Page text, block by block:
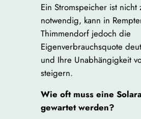
Ein Stromspeicher ist nicht
notwendig, kann in
Thimmendorf jedoch die
Eigenverbrauchsquote
und Ihre Unabhängigkeit
steigern.
Wie oft muss eine
gewartet werden?